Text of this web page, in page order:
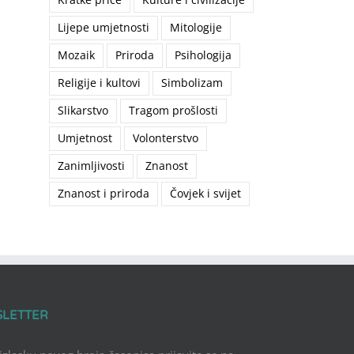
Lijepe umjetnosti
Mitologije
Mozaik
Priroda
Psihologija
Religije i kultovi
Simbolizam
Slikarstvo
Tragom prošlosti
Umjetnost
Volonterstvo
Zanimljivosti
Znanost
Znanost i priroda
Čovjek i svijet